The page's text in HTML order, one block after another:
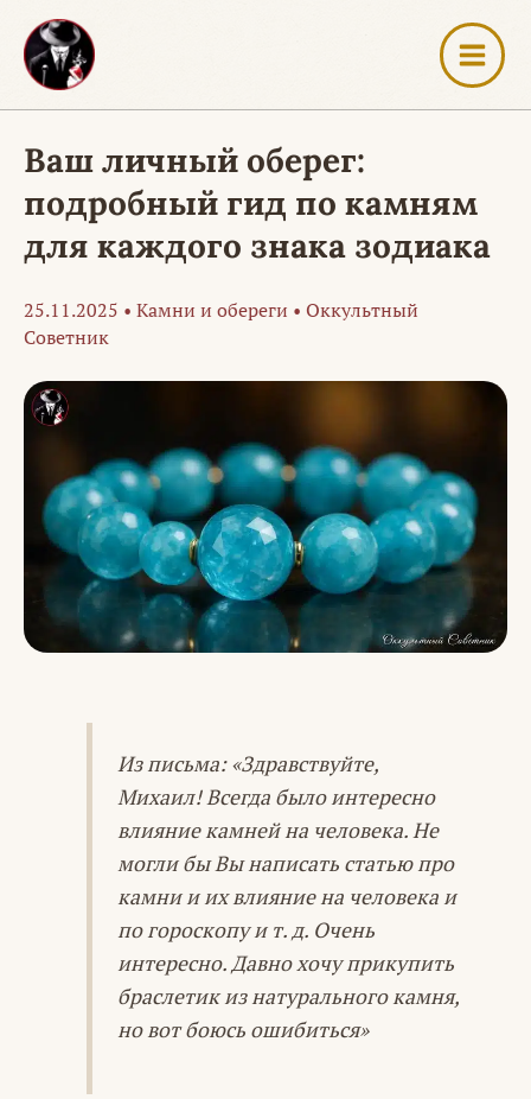
Перейти
содержимому
Ваш личный оберег:
подробный гид по камням
для каждого знака зодиака
25.11.2025 • Камни и обереги • Оккультный
Советник
Из письма: «Здравствуйте,
Михаил! Всегда было интересно
влияние камней на человека. Не
могли бы Вы написать статью про
камни и их влияние на человека и
по гороскопу и т. д. Очень
интересно. Давно хочу прикупить
браслетик из натурального камня,
но вот боюсь ошибиться»